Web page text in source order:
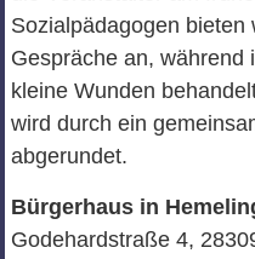
Sozialpädagogen
Gespräche an, während
kleine Wunden
wird durch ein
abgerundet.
Bürgerhaus in
Godehardstraße 4,